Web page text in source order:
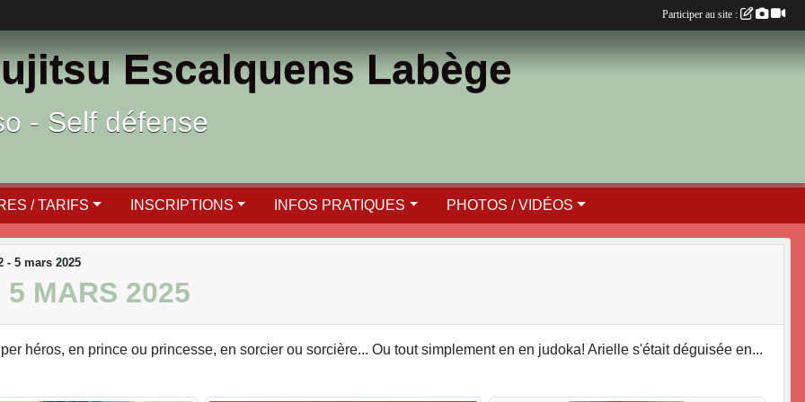
Escalquens Labège
- Self défense
/ TARIFS INSCRIPTIONS INFOS PRATIQUES PHOTOS / VIDÉOS
- 5 mars 2025
MARS 2025
héros, en prince ou princesse, en sorcier ou sorcière... Ou tout simplement en en judoka! Arielle s'était déguisée en...
Participer au site :